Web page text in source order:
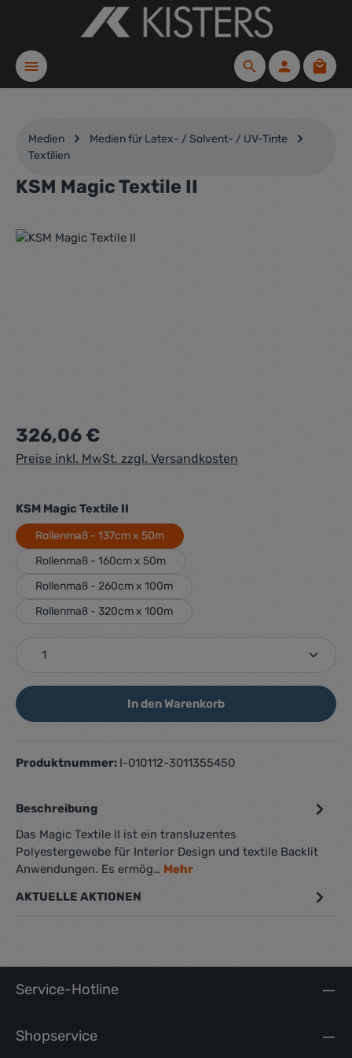
Zum Hauptinhalt springen
Medien
Medien für Latex- / Solvent- / UV-Tinte
Textilien
KSM Magic Textile II
Bildergalerie überspringen
Regulärer Preis:
326,06 €
Preise inkl. MwSt. zzgl. Versandkosten
KSM Magic Textile II
Rollenmaß - 137cm x 50m
Rollenmaß - 160cm x 50m
Rollenmaß - 260cm x 100m
Rollenmaß - 320cm x 100m
Produkt Anzahl: Gib den gewünschten Wert ein
In den Warenkorb
Produktnummer: I-010112-3011355450
Beschreibung
Das Magic Textile II ist ein transluzentes
Polyestergewebe für Interior Design und textile Backlit
Anwendungen. Es ermög… Mehr
AKTUELLE AKTIONEN
Service-Hotline
Shopservice